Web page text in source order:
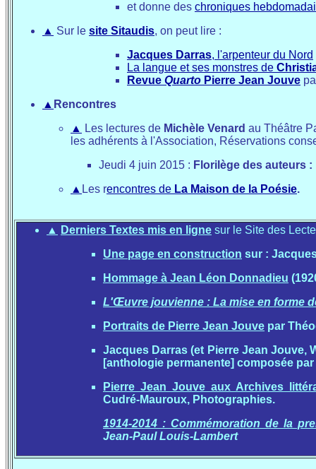
et donne des chroniques
▲ Sur le site Sitaudis, on peut lire :
Jacques Darras, l'arpenteur du Nord
La langue et ses monstres de
Revue Quarto Pierre Jean Jouve
▲ Rencontres
▲ Les lectures de Michèle Venard au Théâtre
les adhérents à l'Association, Réservations
Jeudi 4 juin 2015 : Florilège des auteurs
▲ Les rencontres de La Maison de la Poésie.
▲ Derniers Textes mis en ligne sur le Site des
Une page en construction sur :
Hommage à Jean Léon Donnadieu
L'Œuvre jouvienne : La mise en forme
Portraits de Pierre Jean Jouve par
Jacques Darras (et Pierre Jean Jouve,
[anthologie permanente] composée par
Pierre Jean Jouve aux Archives
Cudré-Mauroux, Photographies.
1914-2014 : Commémoration de la
Jean-Paul Louis-Lambert